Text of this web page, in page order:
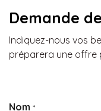
Demande
Indiquez-nous vos
préparera une offre
Nom *